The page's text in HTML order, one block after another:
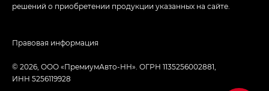
решений о приобретении продукции указанных на сайте.
© 2026, ООО «ПремиумАвто-НН». ОГРН 1135256002881,
ИНН 5256119928
Правовая информация